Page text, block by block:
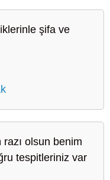
şifa ve
olsun benim
tespitleriniz var